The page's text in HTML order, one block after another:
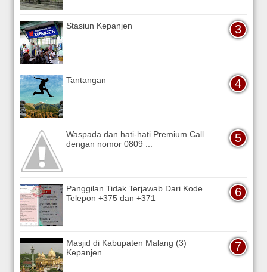
Stasiun Kepanjen
Tantangan
Waspada dan hati-hati Premium Call
dengan nomor 0809 ...
Panggilan Tidak Terjawab Dari Kode
Telepon +375 dan +371
Masjid di Kabupaten Malang (3)
Kepanjen